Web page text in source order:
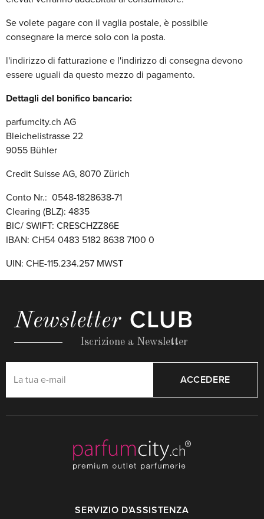
Se volete pagare con il vaglia postale, è possibile
consegnare la merce solo con la posta.
l'indirizzo di fatturazione e l'indirizzo di consegna devono
essere uguali da questo mezzo di pagamento.
Dettagli del bonifico bancario:
parfumcity.ch AG
Bleichelistrasse 22
9055 Bühler
Credit Suisse AG, 8070 Zürich
Conto Nr.: 0548-1828638-71
Clearing (BLZ): 4835
BIC/ SWIFT: CRESCHZZ86E
IBAN: CH54 0483 5182 8638 7100 0
UIN: CHE-115.234.257 MWST
Newsletter CLUB
Iscrizione a Newsletter
ACCEDERE
SERVIZIO D'ASSISTENZA